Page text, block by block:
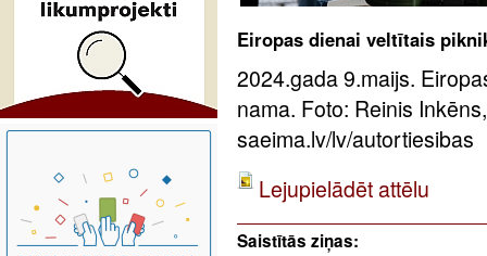
Eiropas dienai veltītais
2024.gada 9.maijs.
nama. Foto: Reinis
saeima.lv/lv/autortiesibas
Lejupielādēt attēlu
Saistītās ziņas: